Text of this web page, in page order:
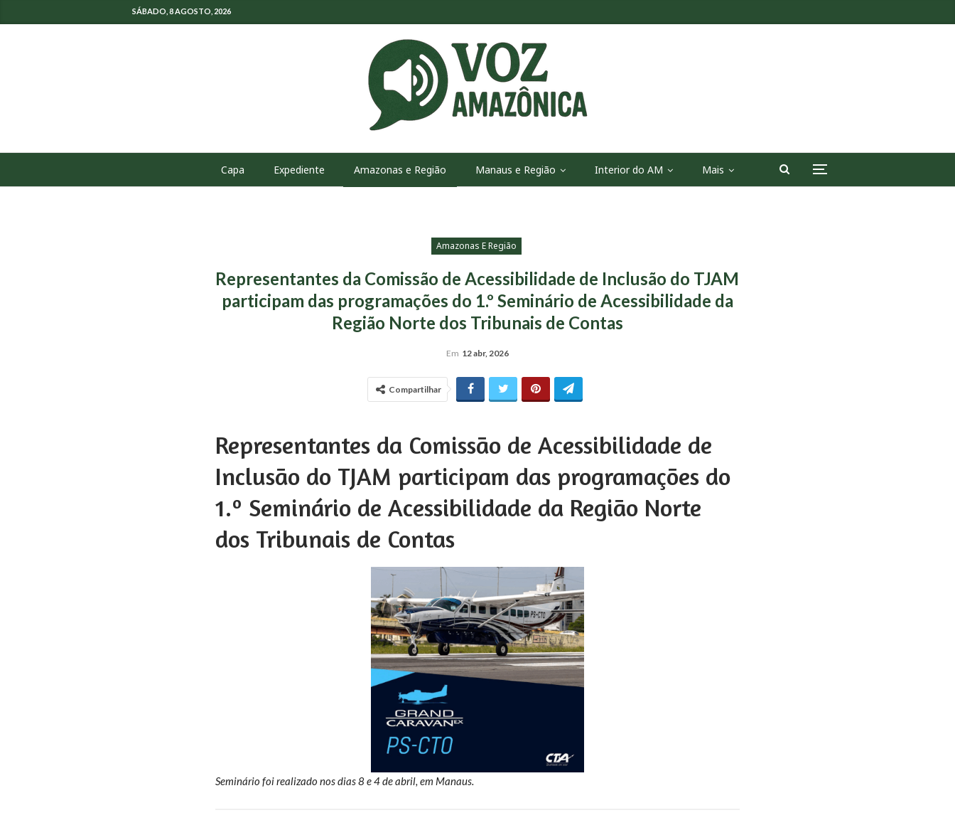
SÁBADO, 8 AGOSTO, 2026
Capa Expediente Amazonas e Região Manaus e Região Interior do AM Mais
Amazonas E Região
Representantes da Comissão de Acessibilidade de Inclusão do TJAM
participam das programações do 1.º Seminário de Acessibilidade da
Região Norte dos Tribunais de Contas
Em 12 abr, 2026
Compartilhar
Representantes da Comissão de Acessibilidade de
Inclusão do TJAM participam das programações do
1.º Seminário de Acessibilidade da Região Norte
dos Tribunais de Contas
Seminário foi realizado nos dias 8 e 4 de abril, em Manaus.